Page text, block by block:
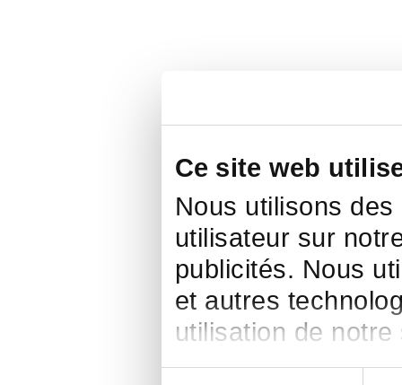
Ce site web
Nous utilisons
utilisateur sur
publicités. Nous
et autres
utilisation de notre